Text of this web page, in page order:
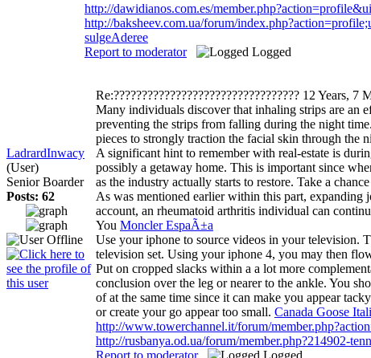
http://dawidianos.com.es/
http://baksheev.com.ua/forum/
sulgeAderee
Report to moderator
Logged
LadrardInwacy
(User)
Senior Boarder
Posts: 62
Re:????????????????????????????????? 12 Years, 7
Many individuals discover that inhaling strips are an
preventing the strips from falling during the night
pieces to strongly traction the facial skin through the
A significant hint to remember with real-estate is
possibly a getaway home. This is important since
as the industry actually starts to restore. Take a
As was mentioned earlier within this part, expanding
account, an rheumatoid arthritis individual can
You Moncler EspaÃ±a
Use your iphone to source videos in your television.
television set. Using your iphone 4, you may then
Put on cropped slacks within a a lot more
conclusion over the leg or nearer to the ankle. You
of at the same time since it can make you appear
or create your go appear too small. Canada Goose
http://www.towerchannel.it/forum/
http://rusbanya.od.ua/forum/member.php?214902-
Report to moderator
Logged